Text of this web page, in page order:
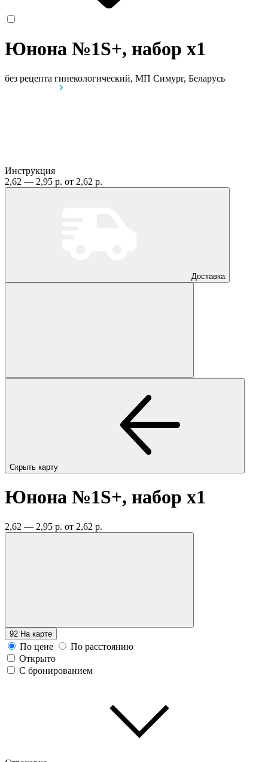
Юнона №1S+, набор x1
без рецепта гинекологический, МП Симург, Беларусь
Инструкция
2,62 — 2,95 р. от 2,62 р.
Доставка
Скрыть карту
Юнона №1S+, набор x1
2,62 — 2,95 р. от 2,62 р.
92 На карте
По цене
По расстоянию
Открыто
С бронированием